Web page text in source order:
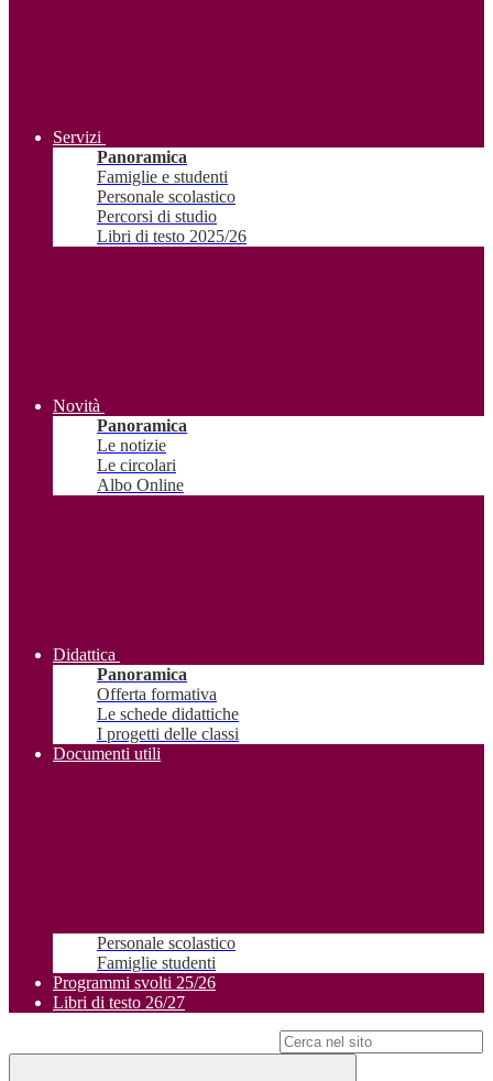
Servizi
Panoramica
Famiglie e studenti
Personale scolastico
Percorsi di studio
Libri di testo 2025/26
Novità
Panoramica
Le notizie
Le circolari
Albo Online
Didattica
Panoramica
Offerta formativa
Le schede didattiche
I progetti delle classi
Documenti utili
Personale scolastico
Famiglie studenti
Programmi svolti 25/26
Libri di testo 26/27